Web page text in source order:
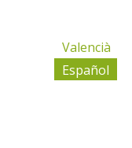
Valencià
Español